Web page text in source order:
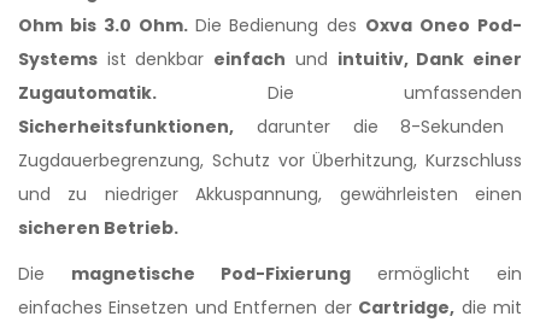
Ohm bis 3.0 Ohm. Die Bedienung des Oxva Oneo Pod-
Systems ist denkbar einfach und intuitiv, Dank einer
Zugautomatik. Die umfassenden
Sicherheitsfunktionen, darunter die 8-Sekunden
Zugdauerbegrenzung, Schutz vor Überhitzung, Kurzschluss
und zu niedriger Akkuspannung, gewährleisten einen
sicheren Betrieb.
Die magnetische Pod-Fixierung ermöglicht ein
einfaches Einsetzen und Entfernen der Cartridge, die mit